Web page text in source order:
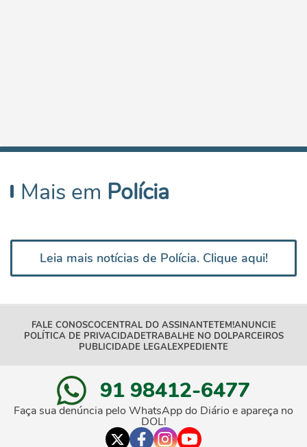
Mais em Polícia
Leia mais notícias de Polícia. Clique aqui!
FALE CONOSCOCENTRAL DO ASSINANTETEM!ANUNCIE
POLÍTICA DE PRIVACIDADETRABALHE NO DOLPARCEIROS
PUBLICIDADE LEGALEXPEDIENTE
91 98412-6477
Faça sua denúncia pelo WhatsApp do Diário e apareça no
DOL!